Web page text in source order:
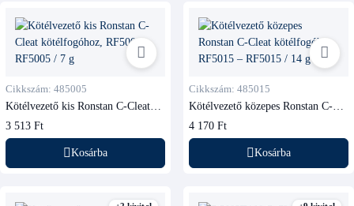
Cikkszám: 485005
Kötélvezető kis Ronstan C-Cleat
3 513 Ft
Kosárba
Cikkszám: 485015
Kötélvezető közepes Ronstan C-
4 170 Ft
Kosárba